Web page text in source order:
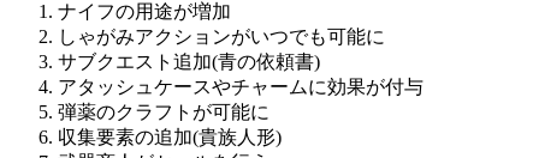
ナイフの用途が増加
しゃがみアクションがいつでも可能に
サブクエスト追加(青の依頼書)
アタッシュケースやチャームに効果が付与
弾薬のクラフトが可能に
収集要素の追加(貴族人形)